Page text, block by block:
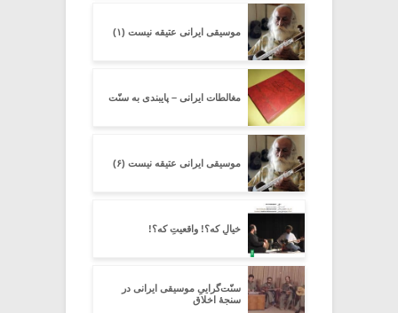
موسیقی ایرانی عتیقه نیست (۱)
مغالطات ایرانی – پایبندی به سنّت
موسیقی ایرانی عتیقه نیست (۶)
خیالِ که؟! واقعیتِ که؟!
سنّت‌گراییِ موسیقی ایرانی در
سنجۀ اخلاق